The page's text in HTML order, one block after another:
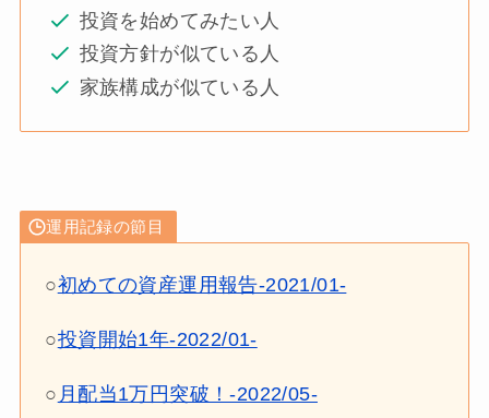
投資を始めてみたい人
投資方針が似ている人
家族構成が似ている人
運用記録の節目
○初めての資産運用報告-2021/01-
○投資開始1年-2022/01-
○ 月配当1万円突破！-2022/05-